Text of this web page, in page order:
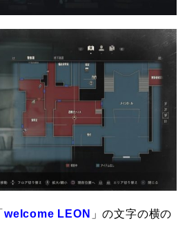
welcome LEON 」の文字の横の